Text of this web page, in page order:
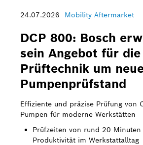
24.07.2026 Mobility Aftermarket
DCP 800: Bosch
sein Angebot für
Prüftechnik um
Pumpenprüfstand
Effiziente und präzise Prüfung von
Pumpen für moderne Werkstätten
Prüfzeiten von rund 20
Produktivität im Werkstattalltag